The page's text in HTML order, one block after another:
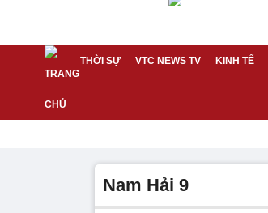
THỜI SỰ VTC NEWS TV KINH TẾ
Nam Hải 9